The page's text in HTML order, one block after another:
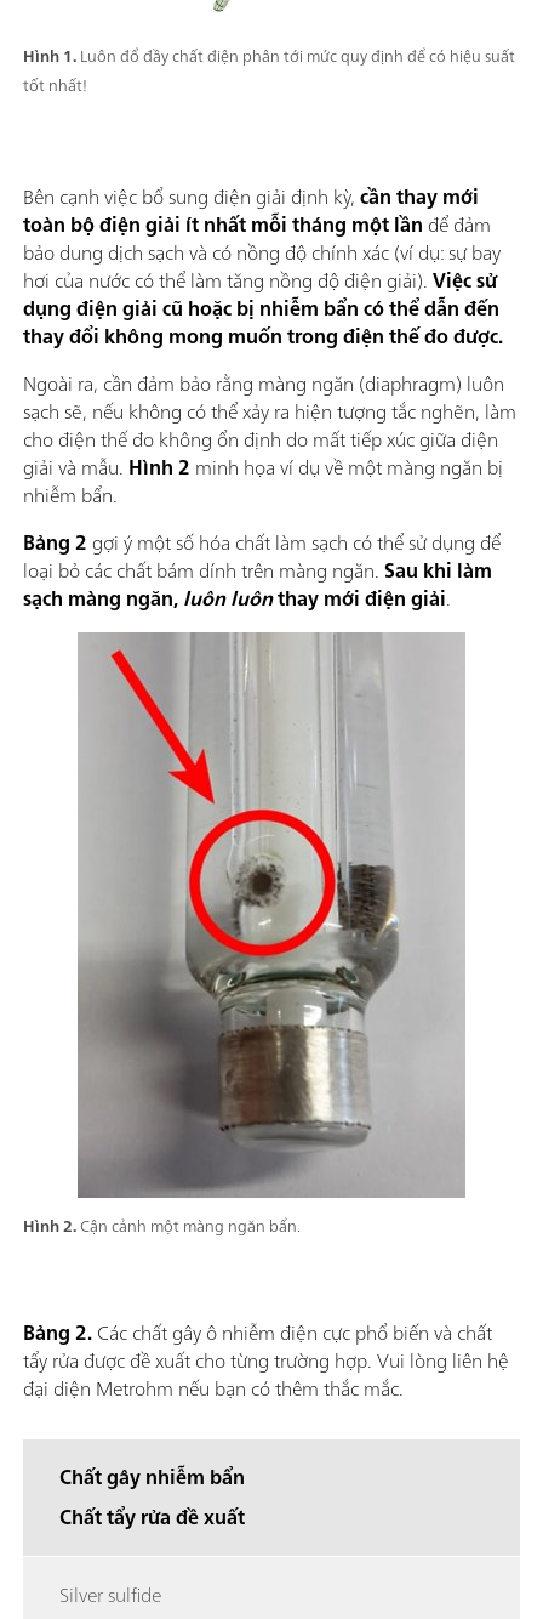
Hình 1.Luôn đổ đầy chất điện phân tới mức quy định để có hiệu suất
tốt nhất!
Hình 2.Cận cảnh một màng ngăn bẩn.
Bên cạnh việc bổ sung điện giải định kỳ,cần thay mới
toàn bộ điện giải ít nhất mỗi tháng một lần để đảm
bảo dung dịch sạch và có nồng độ chính xác (ví dụ: sự bay
hơi của nước có thể làm tăng nồng độ điện giải).Việc sử
dụng điện giải cũ hoặc bị nhiễm bẩn có thể dẫn đến
thay đổi không mong muốn trong điện thế đo được.
Ngoài ra, cần đảm bảo rằng màng ngăn (diaphragm) luôn
sạch sẽ, nếu không có thể xảy ra hiện tượng tắc nghẽn, làm
cho điện thế đo không ổn định do mất tiếp xúc giữa điện
giải và mẫu. Hình 2 minh họa ví dụ về một màng ngăn bị
nhiễm bẩn.
Bảng 2gợi ý một số hóa chất làm sạch có thể sử dụng để
loại bỏ các chất bám dính trên màng ngăn.Sau khi làm
sạch màng ngăn,luôn luônthay mới điện giải.
Bảng 2.Các chất gây ô nhiễm điện cực phổ biến và chất
tẩy rửa được đề xuất cho từng trường hợp. Vui lòng liên hệ
đại diện Metrohm nếu bạn có thêm thắc mắc.
Chất gây nhiễm bẩn
Chất tẩy rửa đề xuất
Silver sulfide